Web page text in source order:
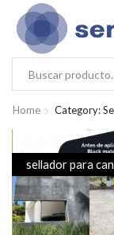
Home Category:
sellador para